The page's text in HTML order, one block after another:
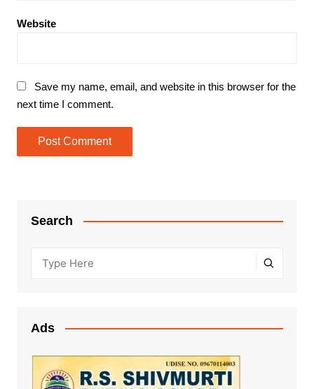
Website
Save my name, email, and website in this browser for the
next time I comment.
Search
Ads